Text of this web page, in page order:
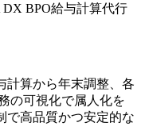
BPO給与計算代行
計算から年末調整、各
の可視化で属人化を
で高品質かつ安定的な